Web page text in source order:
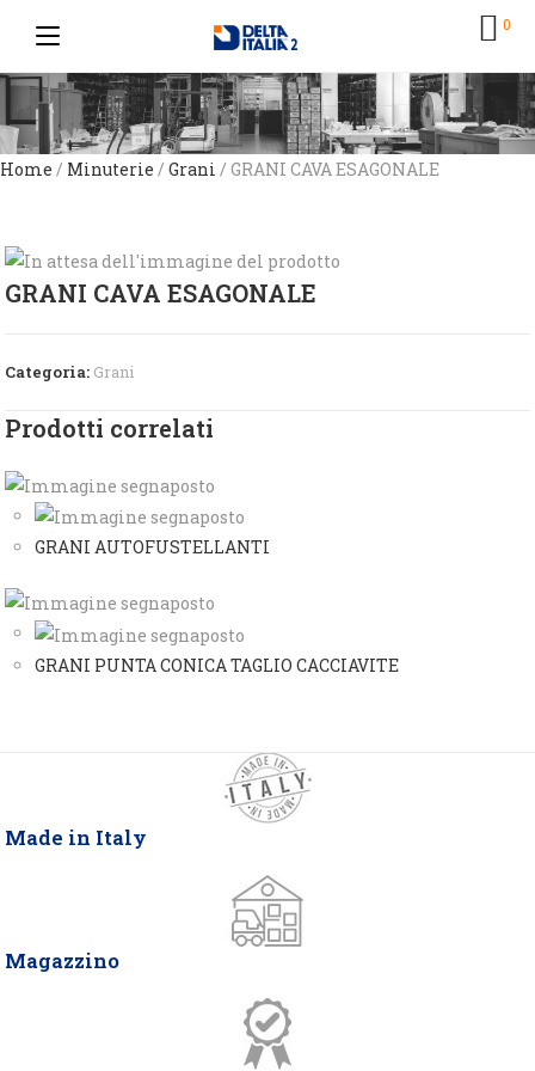
0
Home / Minuterie / Grani / GRANI CAVA ESAGONALE
GRANI CAVA ESAGONALE
Categoria: Grani
Prodotti correlati
GRANI AUTOFUSTELLANTI
GRANI PUNTA CONICA TAGLIO CACCIAVITE
Made in Italy
Magazzino